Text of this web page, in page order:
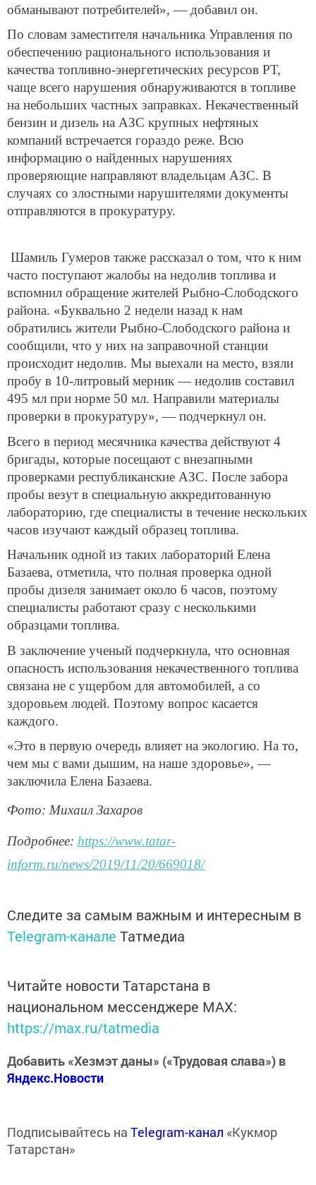
обманывают потребителей», — добавил он.
По словам заместителя начальника Управления по
обеспечению рационального использования и
качества топливно-энергетических ресурсов РТ,
чаще всего нарушения обнаруживаются в топливе
на небольших частных заправках. Некачественный
бензин и дизель на АЗС крупных нефтяных
компаний встречается гораздо реже. Всю
информацию о найденных нарушениях
проверяющие направляют владельцам АЗС. В
случаях со злостными нарушителями документы
отправляются в прокуратуру.
Шамиль Гумеров также рассказал о том, что к ним
часто поступают жалобы на недолив топлива и
вспомнил обращение жителей Рыбно-Слободского
района. «Буквально 2 недели назад к нам
обратились жители Рыбно-Слободского района и
сообщили, что у них на заправочной станции
происходит недолив. Мы выехали на место, взяли
пробу в 10-литровый мерник — недолив составил
495 мл при норме 50 мл. Направили материалы
проверки в прокуратуру», — подчеркнул он.
Всего в период месячника качества действуют 4
бригады, которые посещают с внезапными
проверками республиканские АЗС. После забора
пробы везут в специальную аккредитованную
лабораторию, где специалисты в течение нескольких
часов изучают каждый образец топлива.
Начальник одной из таких лабораторий Елена
Базаева, отметила, что полная проверка одной
пробы дизеля занимает около 6 часов, поэтому
специалисты работают сразу с несколькими
образцами топлива.
В заключение ученый подчеркнула, что основная
опасность использования некачественного топлива
связана не с ущербом для автомобилей, а со
здоровьем людей. Поэтому вопрос касается
каждого.
«Это в первую очередь влияет на экологию. На то,
чем мы с вами дышим, на наше здоровье», —
заключила Елена Базаева.
Фото: Михаил Захаров
Подробнее: https://www.tatar-
inform.ru/news/2019/11/20/669018/
Следите за самым важным и интересным в
Telegram-канале Татмедиа
Читайте новости Татарстана в
национальном мессенджере MАХ:
https://max.ru/tatmedia
Добавить «Хезмэт даны» («Трудовая слава») в
Яндекс.Новости
Подписывайтесь на Telegram-канал «Кукмор
Татарстан»